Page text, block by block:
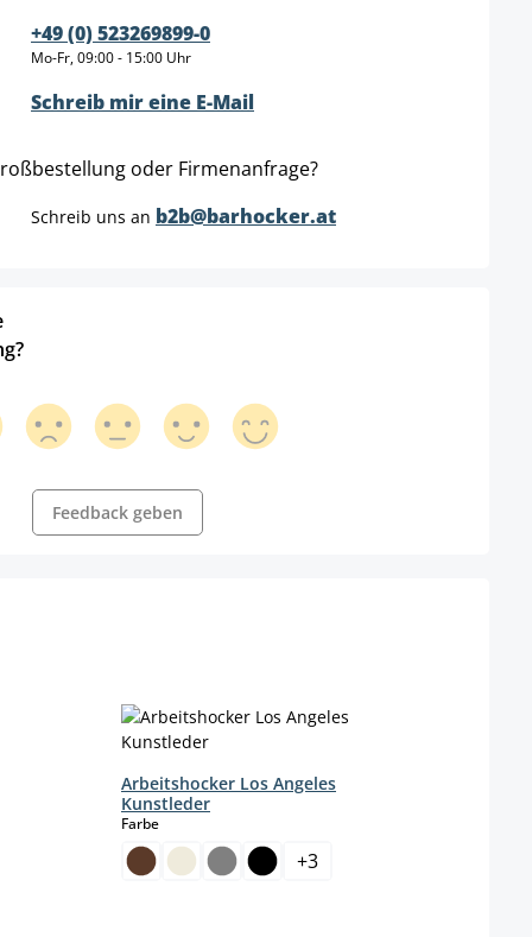
+49 (0) 523269899-0
Mo-Fr, 09:00 - 15:00 Uhr
Schreib mir eine E-Mail
oder Firmenanfrage?
Schreib uns an b2b@barhocker.at
Feedback geben
nicht verfügbar.)
Arbeitshocker Los Angeles
Kunstleder
Farbeauswählen
+3